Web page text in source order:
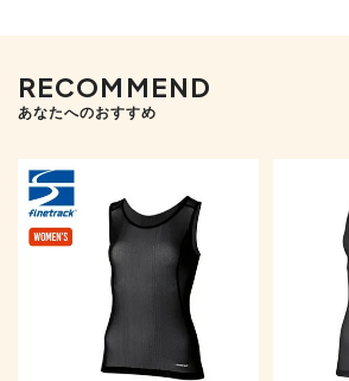
RECOMMEND
あなたへのおすすめ